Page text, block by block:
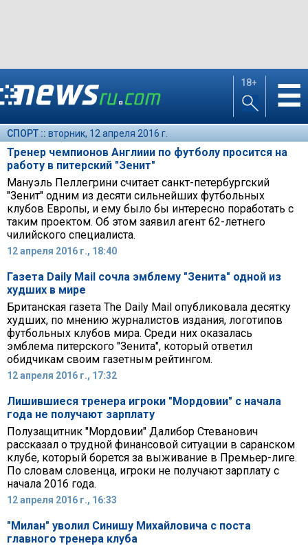
18+ ☰
СПОРТ :: вторник, 12 апреля 2016 г.
Тренер чемпионов Англиии по футболу просится на
работу в питерский "Зенит"
Мануэль Пеллегрини считает санкт-петербургский
"Зенит" одним из десяти сильнейших футбольных
клубов Европы, и ему было бы интересно поработать с
таким проектом. Об этом заявил агент 62-летнего
чилийского специалиста.
12 апреля 2016 г., 18:40
Газета Daily Mail сочла эмблему "Зенита" одной из
худших в мире
Британская газета The Daily Mail опубликовала десятку
худших, по мнению журналистов издания, логотипов
футбольных клубов мира. Среди них оказалась
эмблема питерского "Зенита", который ответил
обидчикам своим газетным рейтингом.
12 апреля 2016 г., 17:32
Лишившиеся тренера игроки "Мордовии" с начала
года не получают зарплату
Полузащитник "Мордовии" Далибор Стеванович
рассказал о трудной финансовой ситуации в саранском
клубе, который борется за выживание в Премьер-лиге.
По словам словенца, игроки не получают зарплату с
начала 2016 года.
12 апреля 2016 г., 16:33
"Милан" уволил Синишу Михайловича с поста
главного тренера клуба